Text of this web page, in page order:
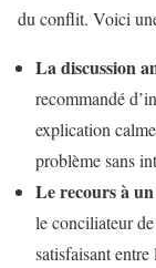
du conflit. Voici
La discussion
recommandé
explication
problème sans
Le recours à
le conciliateur
satisfaisant